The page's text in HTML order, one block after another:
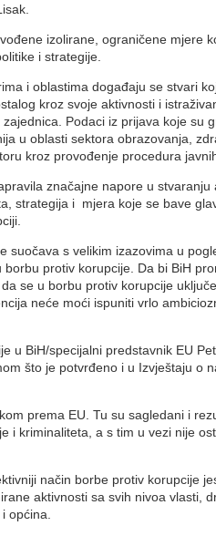
izolirane, ograničene mjere
i strategije.
i oblastima događaju se stvari
kroz svoje aktivnosti i
Podaci iz prijava koje su
u oblasti sektora obrazovanja,
kroz provođenje procedura
značajne napore u stvaranju
strategija i mjera koje se bave
suočava s velikim izazovima u
protiv korupcije. Da bi BiH
se u borbu protiv korupcije
neće moći ispuniti vrlo
u BiH/specijalni predstavnik EU
što je potvrđeno i u Izvještaju o
prema EU. Tu su sagledani i
i kriminaliteta, a s tim u vezi nije
način borbe protiv korupcije
aktivnosti sa svih nivoa vlasti,
općina.